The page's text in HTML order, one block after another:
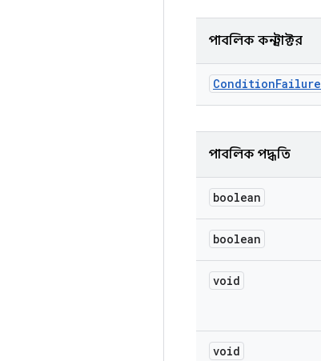
পাবলিক কনস্ট্রাক্টর
ConditionFailure
পাবলিক পদ্ধতি
boolean
boolean
void
void